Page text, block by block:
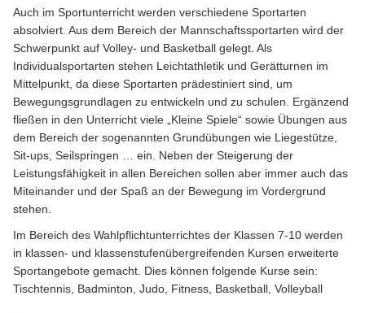
Auch im Sportunterricht werden verschiedene Sportarten
absolviert. Aus dem Bereich der Mannschaftssportarten wird der
Schwerpunkt auf Volley- und Basketball gelegt. Als
Individualsportarten stehen Leichtathletik und Gerätturnen im
Mittelpunkt, da diese Sportarten prädestiniert sind, um
Bewegungsgrundlagen zu entwickeln und zu schulen. Ergänzend
fließen in den Unterricht viele „Kleine Spiele“ sowie Übungen aus
dem Bereich der sogenannten Grundübungen wie Liegestütze,
Sit-ups, Seilspringen … ein. Neben der Steigerung der
Leistungsfähigkeit in allen Bereichen sollen aber immer auch das
Miteinander und der Spaß an der Bewegung im Vordergrund
stehen.
Im Bereich des Wahlpflichtunterrichtes der Klassen 7-10 werden
in klassen- und klassenstufenübergreifenden Kursen erweiterte
Sportangebote gemacht. Dies können folgende Kurse sein:
Tischtennis, Badminton, Judo, Fitness, Basketball, Volleyball